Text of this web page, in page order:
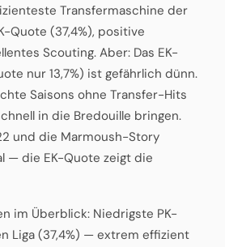
Transfermaschine der
Quote (37,4%), positive
Scouting. Aber: Das EK-
nur 13,7%) ist gefährlich dünn.
Saisons ohne Transfer-Hits
in die Bredouille bringen.
und die Marmoush-Story
— die EK-Quote zeigt die
im Überblick: Niedrigste PK-
Liga (37,4%) — extrem effizient